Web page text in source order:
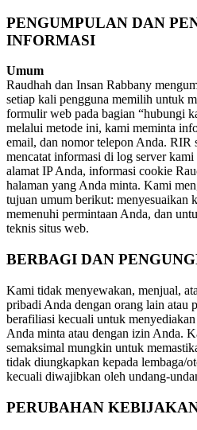
PENGUMPULAN DAN
INFORMASI
Umum
Raudhah dan Insan Rabbany
setiap kali pengguna memilih untuk
formulir web pada bagian “hubungi
melalui metode ini, kami meminta
email, dan nomor telepon Anda. RIR
mencatat informasi di log server
alamat IP Anda, informasi cookie
halaman yang Anda minta. Kami
tujuan umum berikut: menyesuaikan
memenuhi permintaan Anda, dan
teknis situs web.
BERBAGI DAN
Kami tidak menyewakan, menjual,
pribadi Anda dengan orang lain atau
berafiliasi kecuali untuk
Anda minta atau dengan izin Anda.
semaksimal mungkin untuk
tidak diungkapkan kepada lembaga/
kecuali diwajibkan oleh undang-
PERUBAHAN